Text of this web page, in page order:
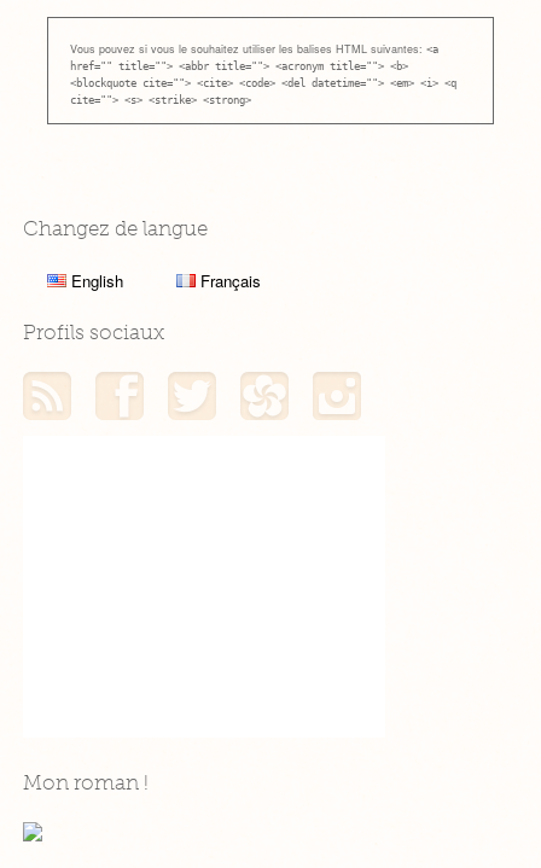
Vous pouvez si vous le souhaitez utiliser les balises HTML suivantes: <a
href="" title=""> <abbr title=""> <acronym title=""> <b>
<blockquote cite=""> <cite> <code> <del datetime=""> <em> <i> <q
cite=""> <s> <strike> <strong>
Changez de langue
English Français
Profils sociaux
Mon flux RSSMon profil Facebook
Mon profil TwitterMon profil Hellocoton
Mon roman !